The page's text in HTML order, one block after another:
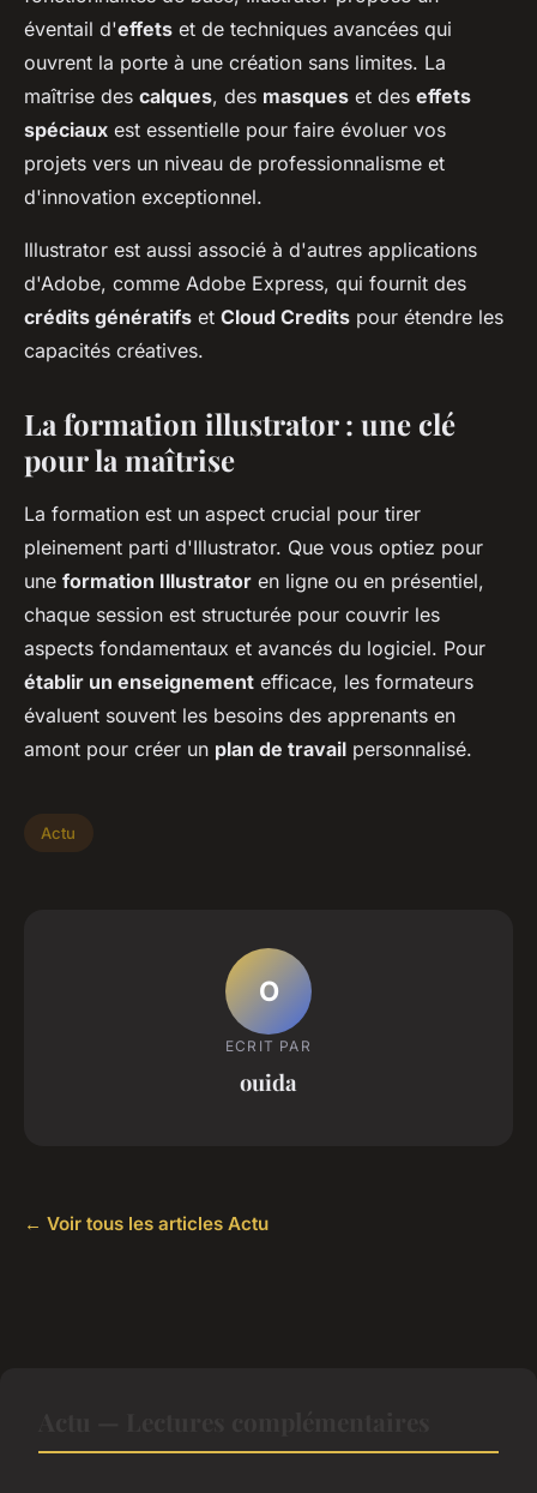
éventail d'effets et de techniques avancées qui
ouvrent la porte à une création sans limites. La
maîtrise des calques, des masques et des effets
spéciaux est essentielle pour faire évoluer vos
projets vers un niveau de professionnalisme et
d'innovation exceptionnel.
Illustrator est aussi associé à d'autres applications
d'Adobe, comme Adobe Express, qui fournit des
crédits génératifs et Cloud Credits pour étendre les
capacités créatives.
La formation illustrator : une clé
pour la maîtrise
La formation est un aspect crucial pour tirer
pleinement parti d'Illustrator. Que vous optiez pour
une formation Illustrator en ligne ou en présentiel,
chaque session est structurée pour couvrir les
aspects fondamentaux et avancés du logiciel. Pour
établir un enseignement efficace, les formateurs
évaluent souvent les besoins des apprenants en
amont pour créer un plan de travail personnalisé.
Actu
O
ECRIT PAR
ouida
← Voir tous les articles Actu